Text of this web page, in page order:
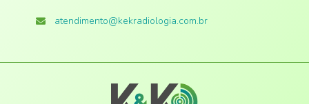
atendimento@kekradiologia.com.br